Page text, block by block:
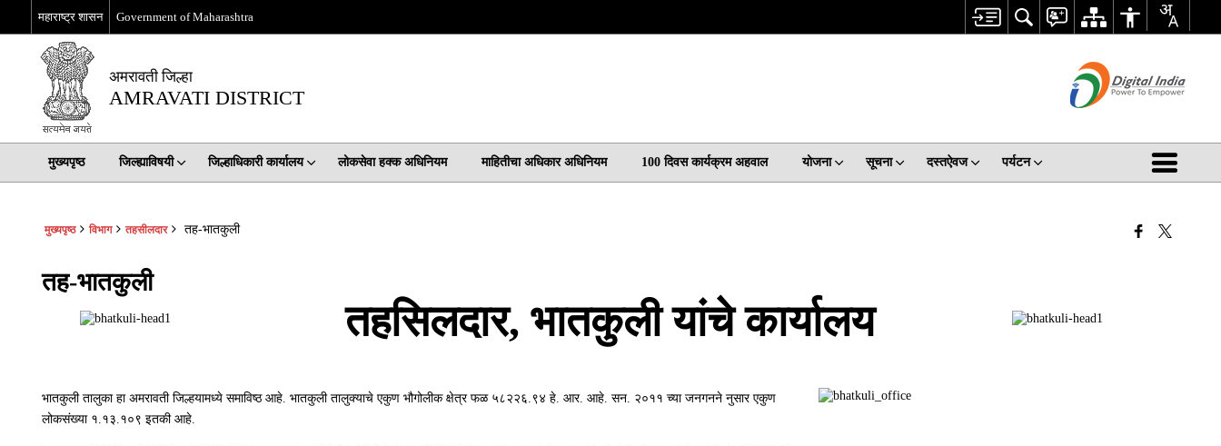
महाराष्ट्र शासन Government of Maharashtra
अमरावती जिल्हा
AMRAVATI DISTRICT
मुख्यपृष्ठ जिल्ह्याविषयी जिल्हाधिकारी कार्यालय लोकसेवा हक्क अधिनियम माहितीचा अधिकार अधिनियम 100 दिवस कार्यक्रम अहवाल योजना सूचना दस्तऐवज पर्यटन
मुख्यपृष्ठ विभाग तहसीलदार तह-भातकुली
तह-भातकुली
तहसिलदार, भातकुली यांचे कार्यालय
भातकुली तालुका हा अमरावती जिल्हयामध्ये समाविष्ठ आहे. भातकुली तालुक्याचे एकुण भौगोलीक क्षेत्र फळ ५८२२६.९४ हे. आर. आहे. सन. २०११ च्या जनगनने नुसार एकुण
लोकसंख्या १.१३.१०९ इतकी आहे.